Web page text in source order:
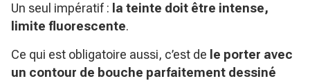
Un seul impératif : la teinte doit être intense,
limite fluorescente.
Ce qui est obligatoire aussi, c’est de le porter avec
un contour de bouche parfaitement dessiné